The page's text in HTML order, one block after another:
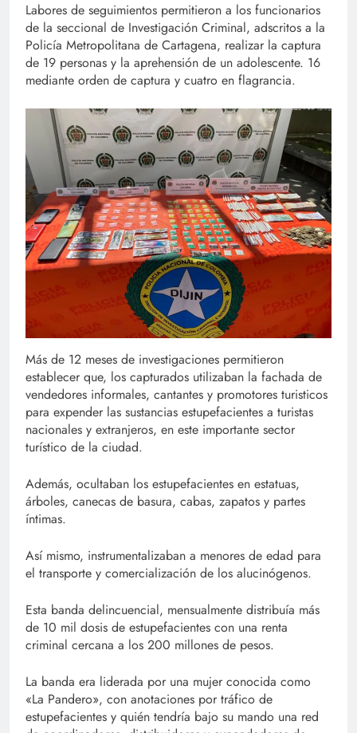
Labores de seguimientos permitieron a los funcionarios
de la seccional de Investigación Criminal, adscritos a la
Policía Metropolitana de Cartagena, realizar la captura
de 19 personas y la aprehensión de un adolescente. 16
mediante orden de captura y cuatro en flagrancia.
Más de 12 meses de investigaciones permitieron
establecer que, los capturados utilizaban la fachada de
vendedores informales, cantantes y promotores turisticos
para expender las sustancias estupefacientes a turistas
nacionales y extranjeros, en este importante sector
turístico de la ciudad.
Además, ocultaban los estupefacientes en estatuas,
árboles, canecas de basura, cabas, zapatos y partes
íntimas.
Así mismo, instrumentalizaban a menores de edad para
el transporte y comercialización de los alucinógenos.
Esta banda delincuencial, mensualmente distribuía más
de 10 mil dosis de estupefacientes con una renta
criminal cercana a los 200 millones de pesos.
La banda era liderada por una mujer conocida como
«La Pandero», con anotaciones por tráfico de
estupefacientes y quién tendría bajo su mando una red